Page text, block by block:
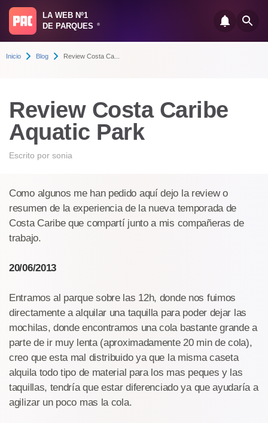
LA WEB Nº1
DE PARQUES
®
Inicio Blog Review Costa Ca...
Review Costa Caribe
Aquatic Park
Escrito por sonia
Como algunos me han pedido aquí dejo la review o
resumen de la experiencia de la nueva temporada de
Costa Caribe que compartí junto a mis compañeras de
trabajo.
20/06/2013
Entramos al parque sobre las 12h, donde nos fuimos
directamente a alquilar una taquilla para poder dejar las
mochilas, donde encontramos una cola bastante grande a
parte de ir muy lenta (aproximadamente 20 min de cola),
creo que esta mal distribuido ya que la misma caseta
alquila todo tipo de material para los mas peques y las
taquillas, tendría que estar diferenciado ya que ayudaría a
agilizar un poco mas la cola.